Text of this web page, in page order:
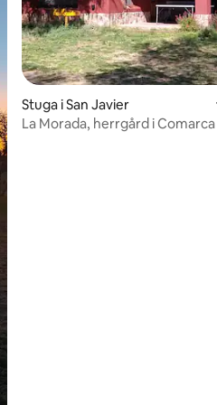
Stuga i San Javier
La Morada, herrgård i Comarca